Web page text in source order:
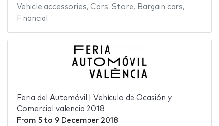
Vehicle accessories, Cars, Store, Bargain cars,
Financial
Feria del Automóvil | Vehículo de Ocasión y
Comercial valencia 2018
From 5to 9 December 2018